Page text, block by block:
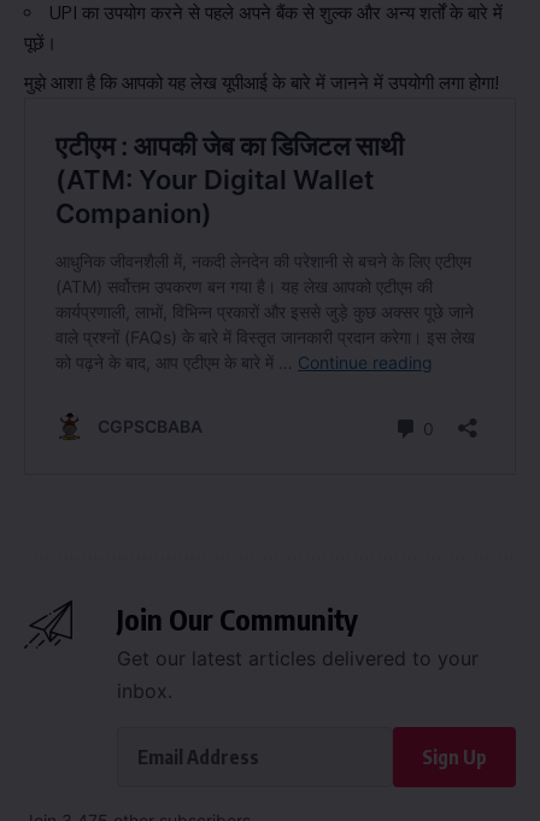
UPI का उपयोग करने से पहले अपने बैंक से शुल्क और अन्य शर्तों के बारे में
पूछें।
मुझे आशा है कि आपको यह लेख यूपीआई के बारे में जानने में उपयोगी लगा होगा!
Join Our Community
Get our latest articles delivered to your
inbox.
Sign Up